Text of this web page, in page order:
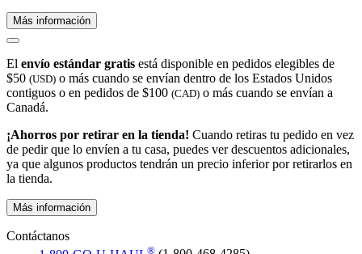
Más información
El envío estándar gratis está disponible en pedidos elegibles de
$50 (USD) o más cuando se envían dentro de los Estados Unidos
contiguos o en pedidos de $100 (CAD) o más cuando se envían a
Canadá.
¡Ahorros por retirar en la tienda! Cuando retiras tu pedido en vez
de pedir que lo envíen a tu casa, puedes ver descuentos adicionales,
ya que algunos productos tendrán un precio inferior por retirarlos en
la tienda.
Más información
Contáctanos
®